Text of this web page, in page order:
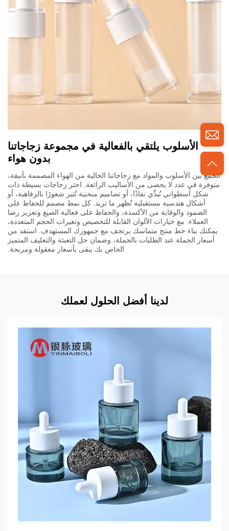
الأسلوب يلتقي بالفعالية في مجموعة زجاجاتنا
بدون هواء
الجمع بين الأسلوب والمواد مع زجاجاتنا الخالية من الهواء المصممة بأنيقة،
متوفرة في عدد لا يحصى من الأساليب الرائعة. اختر زجاجات بسيطة ذات
شكل أسطواني تُبدِّي نفاذًا، أو تصاميم منحنية تُثير شعورًا بالرفاهية، أو
أشكال هندسية مستقبلية تُظهر ما تريد. كل نمط مصمم للحفاظ على
الصمود والوقاية من الأكسدة، والحفاظ على فعالية الصيغ وتعزيز رضا
العملاء. مع خيارات الألوان القابلة للتخصيص وتغيرات الحجم المتعددة،
يمكنك بناء خط منتج متماسك يرتجف مع جمهورك المستهدف. استفد من
أسعار الجملة عند الطلبات بالجملة، وضمان حل التعبئة والتغليف المتميز
الخاص بك يبقى بأسعار معقولة ومربحة.
لدينا أفضل الحلول لعملك